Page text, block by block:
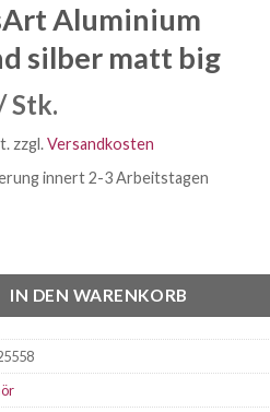
Aluminium
silber matt big
Stk.
zzgl.Versandkosten
innert 2-3 Arbeitstagen
IN DEN WARENKORB